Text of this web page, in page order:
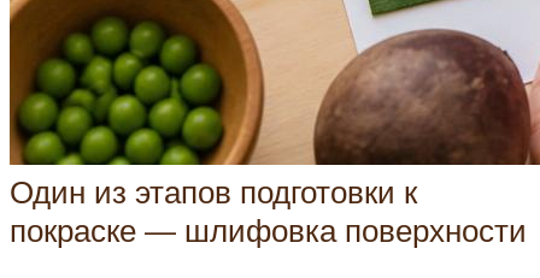
Один из этапов подготовки к
покраске — шлифовка поверхности